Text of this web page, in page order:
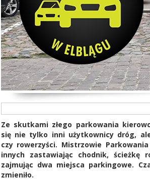
Ze skutkami złego parkowania
się nie tylko inni użytkownicy dróg,
czy rowerzyści. Mistrzowie
innych zastawiając chodnik, ścieżkę
zajmując dwa miejsca parkingowe.
zmieniło.